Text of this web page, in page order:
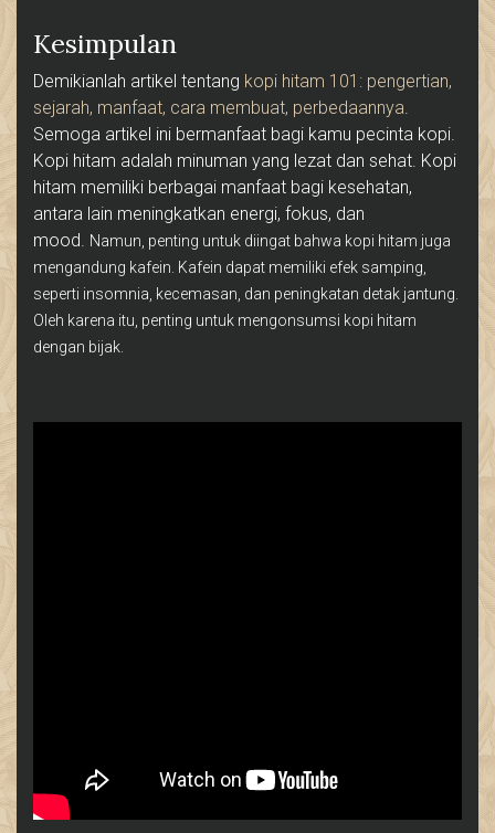
Kesimpulan
Demikianlah artikel tentang kopi hitam 101: pengertian,
sejarah, manfaat, cara membuat, perbedaannya.
Semoga artikel ini bermanfaat bagi kamu pecinta kopi.
Kopi hitam adalah minuman yang lezat dan sehat. Kopi
hitam memiliki berbagai manfaat bagi kesehatan,
antara lain meningkatkan energi, fokus, dan
mood. Namun, penting untuk diingat bahwa kopi hitam juga
mengandung kafein. Kafein dapat memiliki efek samping,
seperti insomnia, kecemasan, dan peningkatan detak jantung.
Oleh karena itu, penting untuk mengonsumsi kopi hitam
dengan bijak.